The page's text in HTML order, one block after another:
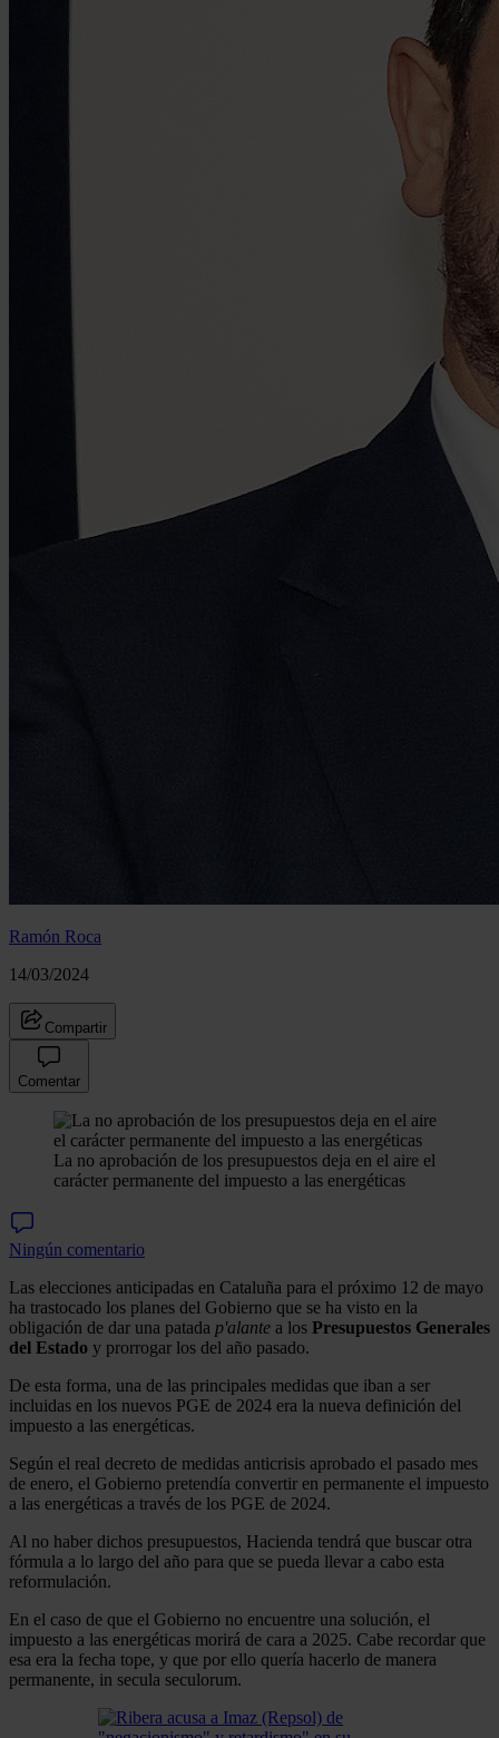
Ramón Roca
14/03/2024
Compartir
Comentar
La no aprobación de los presupuestos deja en el aire el
carácter permanente del impuesto a las energéticas
Ningún comentario
Las elecciones anticipadas en Cataluña para el próximo 12 de mayo
ha trastocado los planes del Gobierno que se ha visto en la
obligación de dar una patada p'alante a los Presupuestos Generales
del Estado y prorrogar los del año pasado.
De esta forma, una de las principales medidas que iban a ser
incluidas en los nuevos PGE de 2024 era la nueva definición del
impuesto a las energéticas.
Según el real decreto de medidas anticrisis aprobado el pasado mes
de enero, el Gobierno pretendía convertir en permanente el impuesto
a las energéticas a través de los PGE de 2024.
Al no haber dichos presupuestos, Hacienda tendrá que buscar otra
fórmula a lo largo del año para que se pueda llevar a cabo esta
reformulación.
En el caso de que el Gobierno no encuentre una solución, el
impuesto a las energéticas morirá de cara a 2025. Cabe recordar que
esa era la fecha tope, y que por ello quería hacerlo de manera
permanente, in secula seculorum.